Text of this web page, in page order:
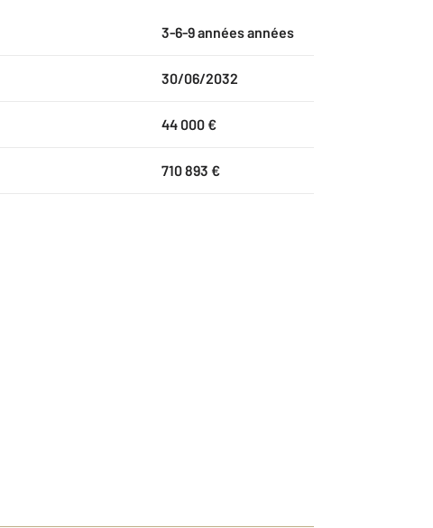
3-6-9 années années
30/06/2032
44 000 €
710 893 €